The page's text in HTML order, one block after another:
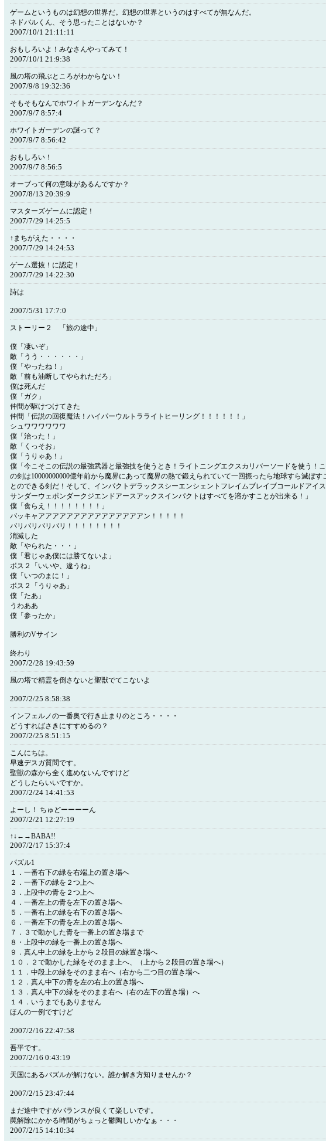
ゲームというものは幻想の世界だ。幻想の世界というのはすべてが無なんだ。
ネドバルくん、そう思ったことはないか？
2007/10/1 21:11:11
おもしろいよ！みなさんやってみて！
2007/10/1 21:9:38
風の塔の飛ぶところがわからない！
2007/9/8 19:32:36
そもそもなんでホワイトガーデンなんだ？
2007/9/7 8:57:4
ホワイトガーデンの謎って？
2007/9/7 8:56:42
おもしろい！
2007/9/7 8:56:5
オーブって何の意味があるんですか？
2007/8/13 20:39:9
マスターズゲームに認定！
2007/7/29 14:25:5
↑まちがえた・・・・
2007/7/29 14:24:53
ゲーム選抜！に認定！
2007/7/29 14:22:30
詩は
2007/5/31 17:7:0
ストーリー２ 「旅の途中」
僕「凄いぞ」
敵「うう・・・・・・」
僕「やったね！」
敵「前も油断してやられただろ」
僕は死んだ
僕「ガク」
仲間が駆けつけてきた
仲間「伝説の回復魔法！ハイパーウルトラライトヒーリング！！！！！！」
シュワワワワワワ
僕「治った！」
敵「くっそお」
僕「うりゃあ！」
僕「今こそこの伝説の最強武器と最強技を使うとき！ライトニングエクスカリバーソードを使う！こ
の剣は10000000000億年前から魔界にあって魔界の熱で鍛えられていて一回振ったら地球すら滅ぼす
とのできる剣だ！そして、インパクトデラックスシーエンシェントフレイムブレイブコールドアイス
サンダーウェポンダークジエンドアースアックスインパクトはすべてを溶かすことが出来る！」
僕「食らえ！！！！！！！！」
バッキャアアアアアアアアアアアアアアアン！！！！！
バリバリバリバリ！！！！！！！！
消滅した
敵「やられた・・・」
僕「君じゃあ僕には勝てないよ」
ボス２「いいや、違うね」
僕「いつのまに！」
ボス２「うりゃあ」
僕「たあ」
うわああ
僕「参ったか」
勝利のVサイン
終わり
2007/2/28 19:43:59
風の塔で精霊を倒さないと聖獣でてこないよ
2007/2/25 8:58:38
インフェルノの一番奥で行き止まりのところ・・・・
どうすればさきにすすめるの？
2007/2/25 8:51:15
こんにちは。
早速デスガ質問です。
聖獣の森から全く進めないんですけど
どうしたらいいですか。
2007/2/24 14:41:53
よーし！ ちゅどーーーーん
2007/2/21 12:27:19
↑↓←→BABA!!
2007/2/17 15:37:4
パズル1
１．一番右下の緑を右端上の置き場へ
２．一番下の緑を２つ上へ
３．上段中の青を２つ上へ
４．一番左上の青を左下の置き場へ
５．一番右上の緑を右下の置き場へ
６．一番左下の青を左上の置き場へ
７．３で動かした青を一番上の置き場まで
８・上段中の緑を一番上の置き場へ
９．真ん中上の緑を上から２段目の緑置き場へ
１０．２で動かした緑をそのまま上へ、（上から２段目の置き場へ）
１１．中段上の緑をそのまま右へ（右から二つ目の置き場へ
１２．真ん中下の青を左の右上の置き場へ
１３．真ん中下の緑をそのまま右へ（右の左下の置き場）へ
１４．いうまでもありません
ほんの一例ですけど
2007/2/16 22:47:58
吾平です。
2007/2/16 0:43:19
天国にあるパズルが解けない。誰か解き方知りませんか？
2007/2/15 23:47:44
まだ途中ですがバランスが良くて楽しいです。
罠解除にかかる時間がちょっと鬱陶しいかなぁ・・・
2007/2/15 14:10:34